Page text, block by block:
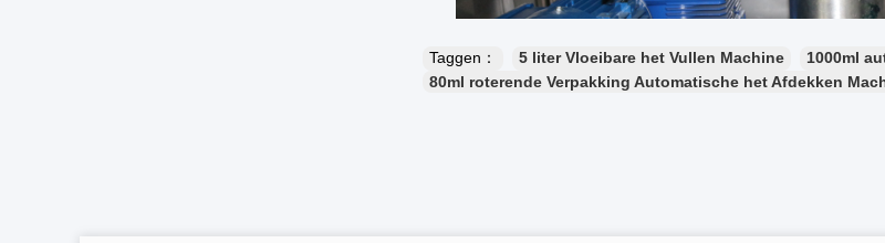
Taggen： 5 liter Vloeibare het Vullen Machine
1000ml
80ml roterende Verpakking Automatische het Afdekken